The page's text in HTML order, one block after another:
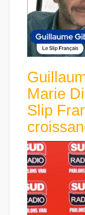
Marie
Slip